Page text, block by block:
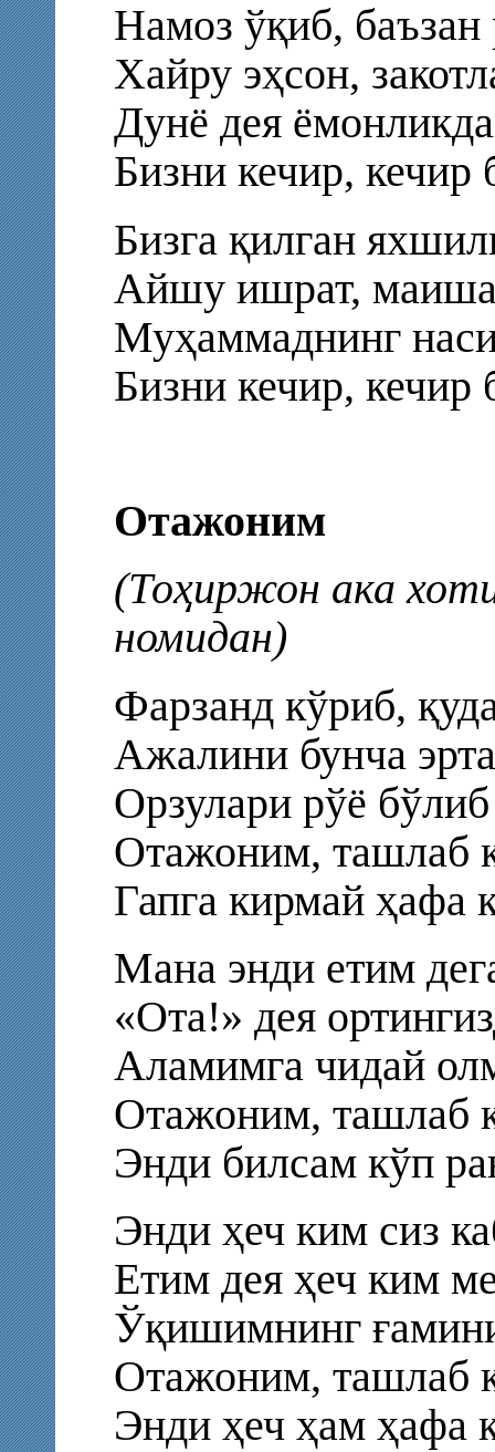
Намоз ўқиб, баъзан
Хайру эҳсон,
Дунё дея
Бизни кечир,
Бизга қилган
Айшу ишрат,
Муҳаммаднинг
Бизни кечир,
Отажоним
(Тоҳиржон ака
номидан)
Фарзанд кўриб,
Ажалини бунча
Орзулари рўё
Отажоним, ташлаб
Гапга кирмай ҳафа
Мана энди етим
«Ота!» дея
Аламимга чидай
Отажоним, ташлаб
Энди билсам кўп
Энди ҳеч ким сиз
Етим дея ҳеч ким
Ўқишимнинг
Отажоним, ташлаб
Энди ҳеч ҳам ҳафа